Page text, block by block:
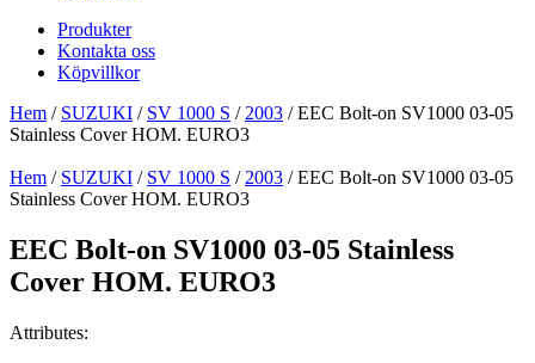
Produkter
Kontakta oss
Köpvillkor
Hem / SUZUKI / SV 1000 S / 2003 / EEC Bolt-on SV1000 03-05
Stainless Cover HOM. EURO3
Hem / SUZUKI / SV 1000 S / 2003 / EEC Bolt-on SV1000 03-05
Stainless Cover HOM. EURO3
EEC Bolt-on SV1000 03-05 Stainless
Cover HOM. EURO3
Attributes: